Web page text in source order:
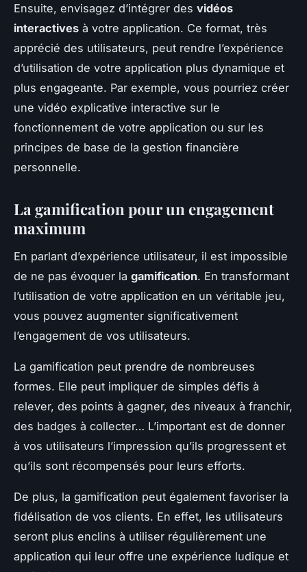
Ensuite, envisagez d’intégrer des vidéos
interactives à votre application. Ce format, très
apprécié des utilisateurs, peut rendre l’expérience
d’utilisation de votre application plus dynamique et
plus engageante. Par exemple, vous pourriez créer
une vidéo explicative interactive sur le
fonctionnement de votre application ou sur les
principes de base de la gestion financière
personnelle.
La gamification pour un engagement
maximum
En parlant d’expérience utilisateur, il est impossible
de ne pas évoquer la gamification. En transformant
l’utilisation de votre application en un véritable jeu,
vous pouvez augmenter significativement
l’engagement de vos utilisateurs.
La gamification peut prendre de nombreuses
formes. Elle peut impliquer de simples défis à
relever, des points à gagner, des niveaux à franchir,
des badges à collecter… L’important est de donner
à vos utilisateurs l’impression qu’ils progressent et
qu’ils sont récompensés pour leurs efforts.
De plus, la gamification peut également favoriser la
fidélisation de vos clients. En effet, les utilisateurs
seront plus enclins à utiliser régulièrement une
application qui leur offre une expérience ludique et